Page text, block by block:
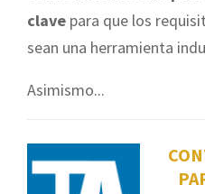
clave para que los
sean una herramienta
Asimismo...